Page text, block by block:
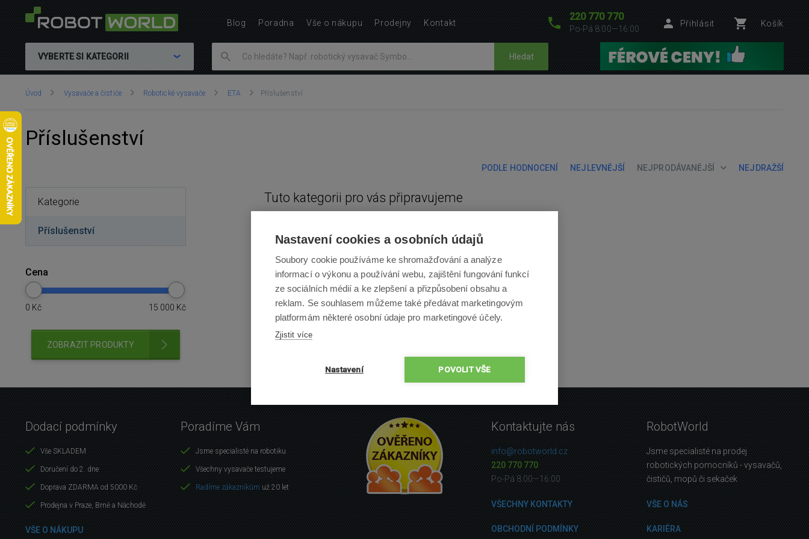
220 770 770
Po-Pá 8:00—16:00
Přihlásit Košík
VYBERTE SI KATEGORII Hledat
Nacházíte
Úvod Vysavače a čističe Robotické vysavače ETA Příslušenství
Příslušenství
PODLE HODNOCENÍ NEJLEVNĚJŠÍ NEJPRODÁVANĚJŠÍ NEJDRAŽŠÍ
Tuto kategorii pro vás připravujeme
Kategorie
Příslušenství
Cena
0 Kč 15 000 Kč
ZOBRAZIT PRODUKTY
Blog Poradna Vše o nákupu Prodejny Kontakt
Dodací podmínky
Vše SKLADEM
Doručení do 2. dne
Doprava ZDARMA od 5000 Kč
Prodejna v Praze, Brně a Náchodě
VŠE O NÁKUPU
Poradíme Vám
Jsme specialisté na robotiku
Všechny vysavače testujeme
Radíme zákazníkům už 20 let
Kontaktujte nás
info@robotworld.cz
220 770 770
Po-Pá 8:00—16:00
VŠECHNY KONTAKTY
OBCHODNÍ PODMÍNKY
RobotWorld
Jsme specialisté na prodej
robotických pomocníků - vysavačů,
čističů, mopů či sekaček
VŠE O NÁS
KARIÉRA
Nastavení cookies a osobních údajů
Soubory cookie používáme ke shromažďování a analýze
informací o výkonu a používání webu, zajištění fungování funkcí
ze sociálních médií a ke zlepšení a přizpůsobení obsahu a
reklam. Se souhlasem můžeme také předávat marketingovým
platformám některé osobní údaje pro marketingové účely.
Zjistit více
Nastavení POVOLIT VŠE